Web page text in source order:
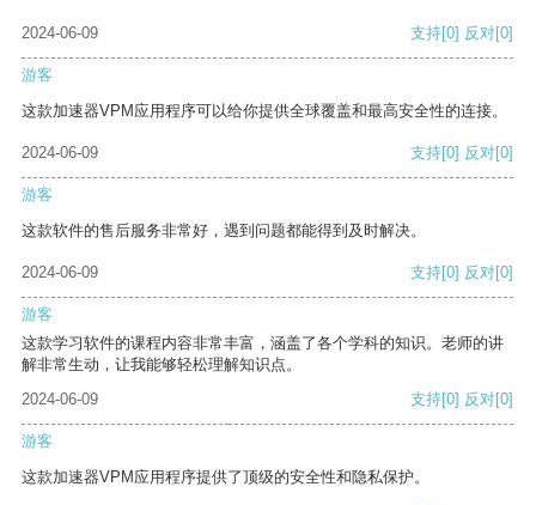
2024-06-09 支持[0] 反对[0]
游客
这款加速器VPM应用程序可以给你提供全球覆盖和最高安全性的连接。
2024-06-09 支持[0] 反对[0]
游客
这款软件的售后服务非常好，遇到问题都能得到及时解决。
2024-06-09 支持[0] 反对[0]
游客
这款学习软件的课程内容非常丰富，涵盖了各个学科的知识。老师的讲
解非常生动，让我能够轻松理解知识点。
2024-06-09
支持[0] 反对[0]
游客
这款加速器VPM应用程序提供了顶级的安全性和隐私保护。